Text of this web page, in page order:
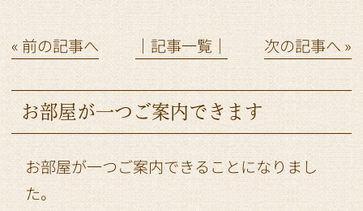
« 前の記事へ │記事一覧│ 次の記事へ »
お部屋が一つご案内できます
お部屋が一つご案内できることになりまし
た。